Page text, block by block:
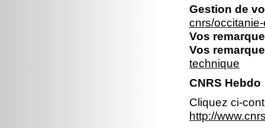
Gestion de
cnrs/
Vos
Vos
technique
CNRS Hebdo
Cliquez ci-
http://